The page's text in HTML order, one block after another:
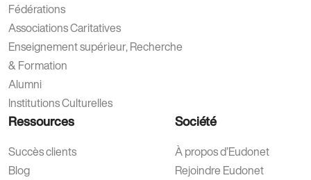
Fédérations
Associations Caritatives
Enseignement supérieur, Recherche
& Formation
Alumni
Institutions Culturelles
Ressources
Succès clients
Blog
Société
À propos d’Eudonet
Rejoindre Eudonet